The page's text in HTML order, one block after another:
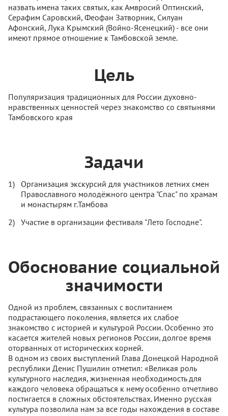
назвать имена таких святых, как Амвросий Оптинский,
Серафим Саровский, Феофан Затворник, Силуан
Афонский, Лука Крымский (Войно-Ясенецкий) - все они
имеют прямое отношение к Тамбовской земле.
Цель
Популяризация традиционных для России духовно-
нравственных ценностей через знакомство со святынями
Тамбовского края
Задачи
Организация экскурсий для участников летних смен
Православного молодёжного центра "Спас" по храмам
и монастырям г.Тамбова
Участие в организации фестиваля "Лето Господне".
Обоснование социальной
значимости
Одной из проблем, связанных с воспитанием
подрастающего поколения, является их слабое
знакомство с историей и культурой России. Особенно это
касается жителей новых регионов России, долгое время
оторванных от исторических корней.
В одном из своих выступлений Глава Донецкой Народной
республики Денис Пушилин отметил: «Великая роль
культурного наследия, жизненная необходимость для
каждого человека обращаться к нему особенно отчетливо
постигается в сложных обстоятельствах. Именно русская
культура позволила нам за все годы нахождения в составе